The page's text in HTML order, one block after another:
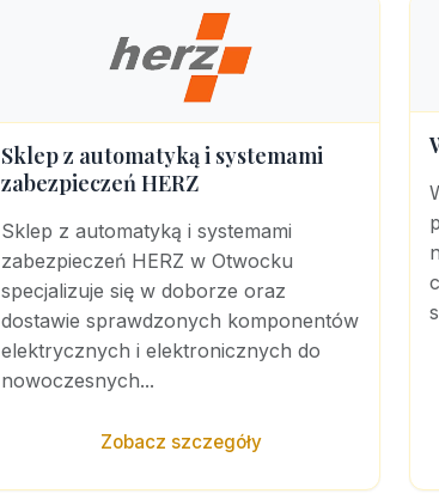
Sklep z automatyką i systemami
zabezpieczeń HERZ
Sklep z automatyką i systemami
zabezpieczeń HERZ w Otwocku
specjalizuje się w doborze oraz
dostawie sprawdzonych komponentów
elektrycznych i elektronicznych do
nowoczesnych...
Zobacz szczegóły